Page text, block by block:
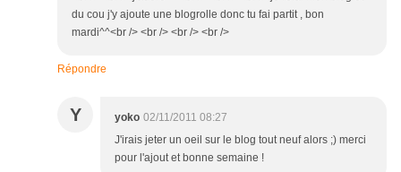
du cou j'y ajoute une blogrolle donc tu fai partit , bon
mardi^^<br /> <br /> <br /> <br />
Répondre
Y yoko 02/11/2011 08:27
J'irais jeter un oeil sur le blog tout neuf alors ;) merci
pour l'ajout et bonne semaine !